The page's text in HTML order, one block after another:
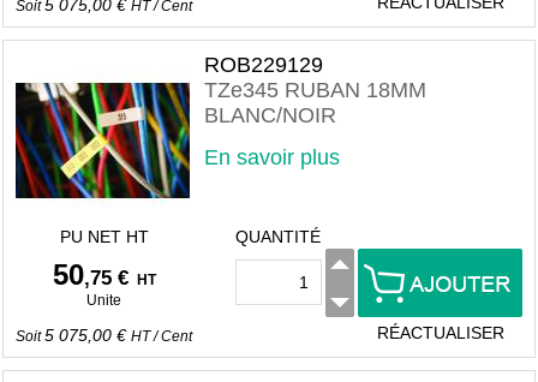
Soit5 075,00 € HT/Cent
ROB229129
TZe345 RUBAN 18MM
BLANC/NOIR
En savoir plus
PU NET HT
50,75 €
HT
Unite
Soit5 075,00 € HT/Cent
QUANTITÉ
RÉACTUALISER